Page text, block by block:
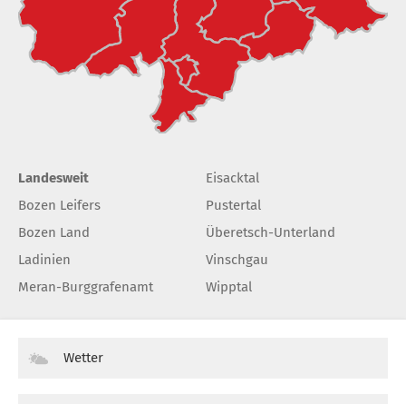
Landesweit
Bozen Leifers
Bozen Land
Ladinien
Meran-Burggrafenamt
Eisacktal
Pustertal
Überetsch-Unterland
Vinschgau
Wipptal
Wetter